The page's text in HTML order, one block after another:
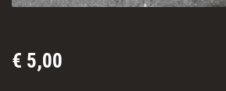
€ 5,00